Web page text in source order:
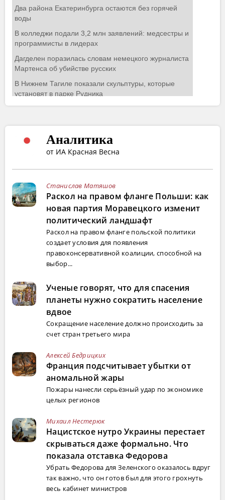
Аналитика
от ИА Красная Весна
Станислав Матяшов
Раскол на правом фланге Польши: как
новая партия Моравецкого изменит
политический ландшафт
Раскол на правом фланге польской политики
создает условия для появления
правоконсервативной коалиции, способной на
выбор...
Ученые говорят, что для спасения
планеты нужно сократить население
вдвое
Сокращение население должно происходить за
счет стран третьего мира
Алексей Бедрицких
Франция подсчитывает убытки от
аномальной жары
Пожары нанесли серьёзный удар по экономике
целых регионов
Михаил Нестерюк
Нацистское нутро Украины перестает
скрываться даже формально. Что
показала отставка Федорова
Убрать Федорова для Зеленского оказалось вдруг
так важно, что он готов был для этого грохнуть
весь кабинет министров